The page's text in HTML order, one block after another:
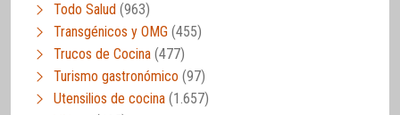
Todo Salud (963)
Transgénicos y OMG (455)
Trucos de Cocina (477)
Turismo gastronómico (97)
Utensilios de cocina (1.657)